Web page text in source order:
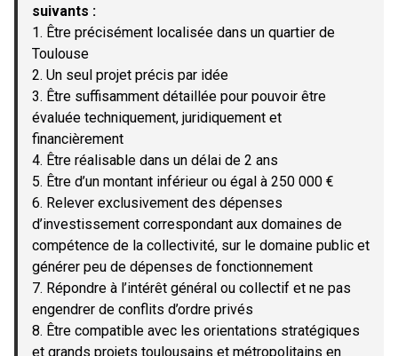
suivants :
1. Être précisément localisée dans un quartier de
Toulouse
2. Un seul projet précis par idée
3. Être suffisamment détaillée pour pouvoir être
évaluée techniquement, juridiquement et
financièrement
4. Être réalisable dans un délai de 2 ans
5. Être d’un montant inférieur ou égal à 250 000 €
6. Relever exclusivement des dépenses
d’investissement correspondant aux domaines de
compétence de la collectivité, sur le domaine public et
générer peu de dépenses de fonctionnement
7. Répondre à l’intérêt général ou collectif et ne pas
engendrer de conflits d’ordre privés
8. Être compatible avec les orientations stratégiques
et grands projets toulousains et métropolitains en